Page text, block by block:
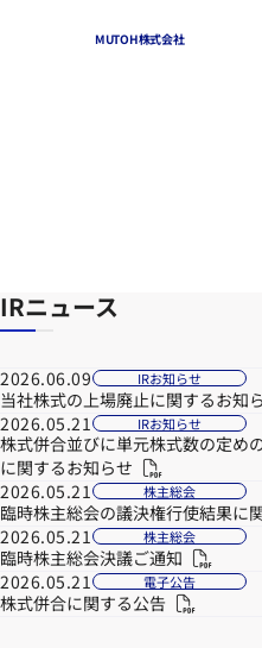
MUTOH株式会社
IRニュース
2026.06.09 IRお知らせ
当社株式の上場廃止に関するお知
2026.05.21
IRお知らせ
株式併合並びに単元株式数の定め
に関するお知らせ
2026.05.21
株主総会
臨時株主総会の議決権行使結果に
2026.05.21
株主総会
臨時株主総会決議ご通知
2026.05.21
電子公告
株式併合に関する公告